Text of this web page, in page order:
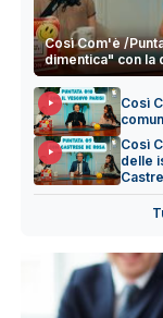
Così Com'è /
dimentica" con la
Così
Così
delle